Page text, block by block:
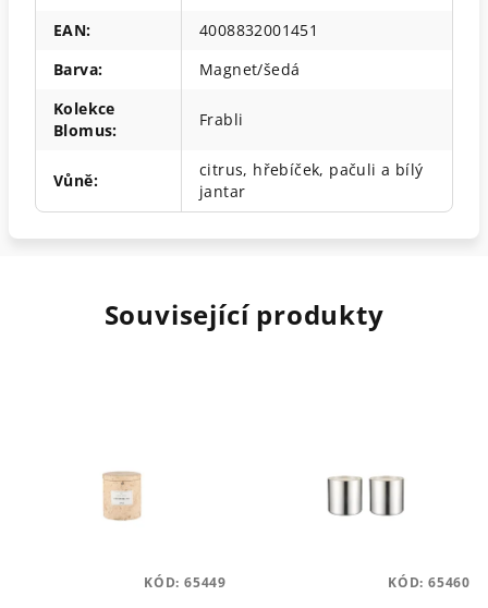
EAN:
4008832001451
Barva:
Magnet/šedá
Kolekce
Blomus:
Frabli
Vůně:
citrus, hřebíček, pačuli a bílý
jantar
Související produkty
KÓD: 65449 KÓD: 65460